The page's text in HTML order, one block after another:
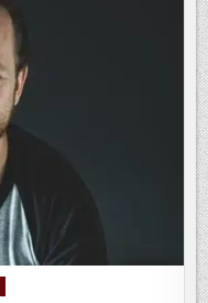
/
BVKJ-
SPRECHER
MASKE:
„WARTEZEITEN
BEI
PSYCHISCHEN
LEIDEN
SCHON
JETZT
KAUM
AUSZUHALTEN“-
„DAS
ALLES
GEHT
IN
DIE
FALSCHE
RICHTUNG“